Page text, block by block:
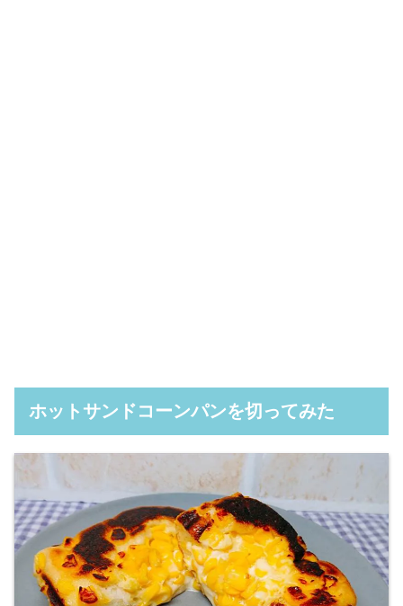
ホットサンドコーンパンを切ってみた